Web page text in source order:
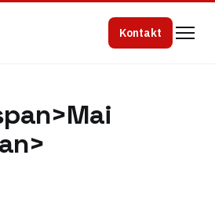
Kontakt